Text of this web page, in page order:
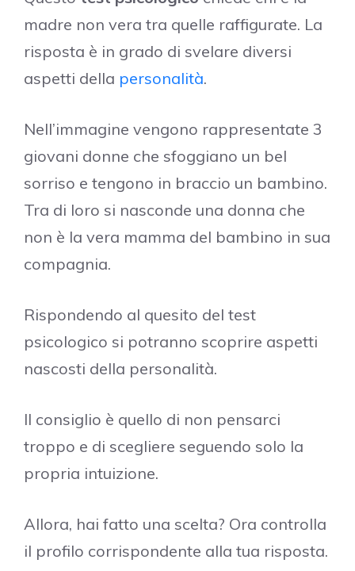
madre non vera tra quelle raffigurate. La
risposta è in grado di svelare diversi
aspetti della personalità.
Nell’immagine vengono rappresentate 3
giovani donne che sfoggiano un bel
sorriso e tengono in braccio un bambino.
Tra di loro si nasconde una donna che
non è la vera mamma del bambino in sua
compagnia.
Rispondendo al quesito del test
psicologico si potranno scoprire aspetti
nascosti della personalità.
Il consiglio è quello di non pensarci
troppo e di scegliere seguendo solo la
propria intuizione.
Allora, hai fatto una scelta? Ora controlla
il profilo corrispondente alla tua risposta.